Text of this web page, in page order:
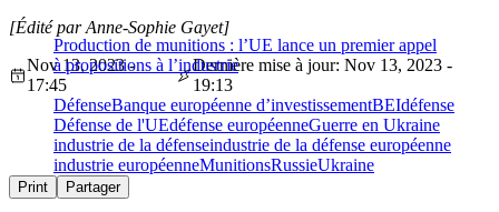
Production de munitions : l’UE lance un premier appel
à propositions à l’industrie
[Édité par Anne-Sophie Gayet]
Nov 13, 2023 -
17:45
Dernière mise à jour: Nov 13, 2023 -
19:13
DéfenseBanque européenne d’investissementBEIdéfense
Défense de l'UEdéfense européenneGuerre en Ukraine
industrie de la défenseindustrie de la défense européenne
industrie européenneMunitionsRussieUkraine
Print Partager